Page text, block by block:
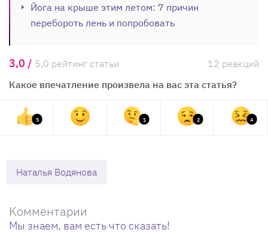
Йога на крыше этим летом: 7 причин
перебороть лень и попробовать
3,0 / 5,0 рейтинг статьи
12 реакций
Какое впечатление произвела на вас эта статья?
5 1 2 4
Наталья Водянова
Комментарии
Мы знаем, вам есть что сказать!